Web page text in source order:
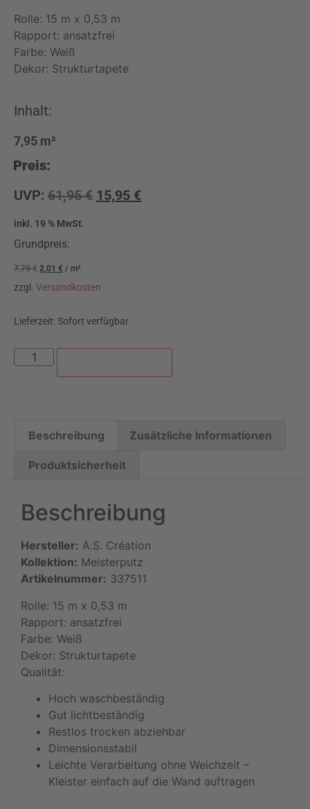
Rolle: 15 m x 0,53 m
Rapport: ansatzfrei
Farbe: Weiß
Dekor: Strukturtapete
Inhalt:
7,95 m²
Preis:
UVP: 61,95€ 15,95 €
inkl. 19 % MwSt.
Grundpreis:
7,79€ 2,01 € / m²
zzgl. Versandkosten
Lieferzeit:Sofort verfügbar
Beschreibung Zusätzliche Informationen
Produktsicherheit
Beschreibung
Hersteller: A.S. Création
Kollektion: Meisterputz
Artikelnummer: 337511
Rolle: 15 m x 0,53 m
Rapport: ansatzfrei
Farbe: Weiß
Dekor: Strukturtapete
Qualität:
Hoch waschbeständig
Gut lichtbeständig
Restlos trocken abziehbar
Dimensionsstabil
Leichte Verarbeitung ohne Weichzeit –
Kleister einfach auf die Wand auftragen